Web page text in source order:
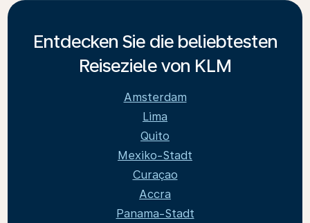
Entdecken Sie die beliebtesten
Reiseziele von KLM
Amsterdam
Lima
Quito
Mexiko-Stadt
Curaçao
Accra
Panama-Stadt